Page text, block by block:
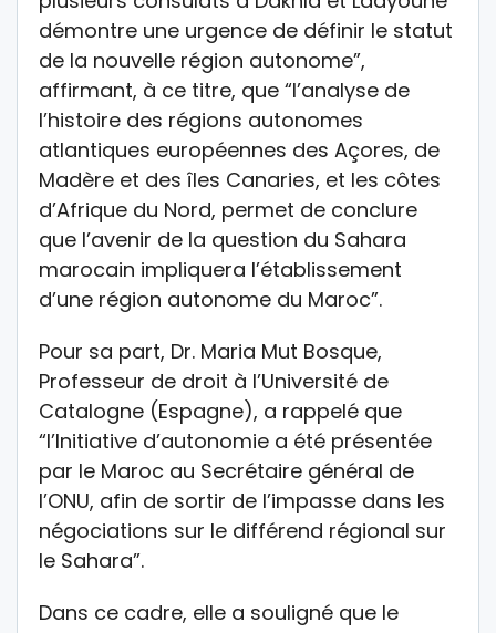
démontre une urgence de définir le statut
de la nouvelle région autonome”,
affirmant, à ce titre, que “l’analyse de
l’histoire des régions autonomes
atlantiques européennes des Açores, de
Madère et des îles Canaries, et les côtes
d’Afrique du Nord, permet de conclure
que l’avenir de la question du Sahara
marocain impliquera l’établissement
d’une région autonome du Maroc”.
Pour sa part, Dr. Maria Mut Bosque,
Professeur de droit à l’Université de
Catalogne (Espagne), a rappelé que
“l’Initiative d’autonomie a été présentée
par le Maroc au Secrétaire général de
l’ONU, afin de sortir de l’impasse dans les
négociations sur le différend régional sur
le Sahara”.
Dans ce cadre, elle a souligné que le